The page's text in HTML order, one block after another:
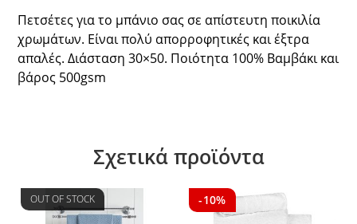
Πετσέτες για το μπάνιο σας σε απίστευτη ποικιλία
χρωμάτων. Είναι πολύ απορροφητικές και έξτρα
απαλές. Διάσταση 30×50. Ποιότητα 100% Βαμβάκι και
βάρος 500gsm
Σχετικά προϊόντα
OUT OF STOCK -10%